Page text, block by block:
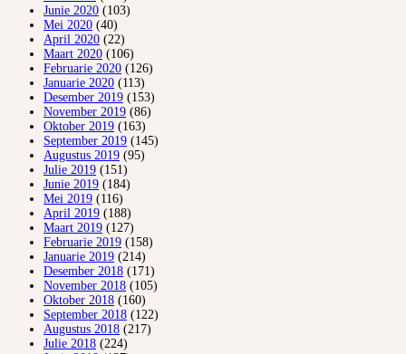
Junie 2020 (103)
Mei 2020 (40)
April 2020 (22)
Maart 2020 (106)
Februarie 2020 (126)
Januarie 2020 (113)
Desember 2019 (153)
November 2019 (86)
Oktober 2019 (163)
September 2019 (145)
Augustus 2019 (95)
Julie 2019 (151)
Junie 2019 (184)
Mei 2019 (116)
April 2019 (188)
Maart 2019 (127)
Februarie 2019 (158)
Januarie 2019 (214)
Desember 2018 (171)
November 2018 (105)
Oktober 2018 (160)
September 2018 (122)
Augustus 2018 (217)
Julie 2018 (224)